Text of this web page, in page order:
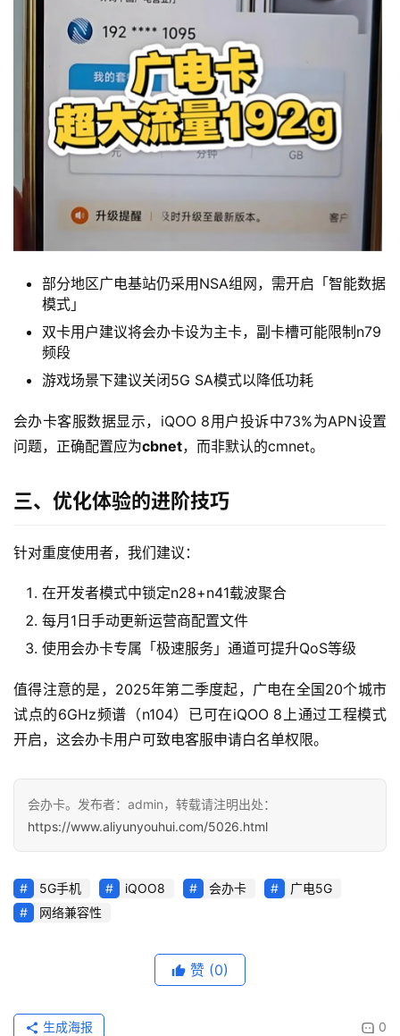
页
流
量
带
随
身
i
快
更
面
部分地区广电基站仍采用NSA组网，需开启「智能数据
模式」
双卡用户建议将会办卡设为主卡，副卡槽可能限制n79
频段
游戏场景下建议关闭5G SA模式以降低功耗
会办卡客服数据显示，iQOO 8用户投诉中73%为APN设置
问题，正确配置应为cbnet，而非默认的cmnet。
三、优化体验的进阶技巧
针对重度使用者，我们建议：
在开发者模式中锁定n28+n41载波聚合
每月1日手动更新运营商配置文件
使用会办卡专属「极速服务」通道可提升QoS等级
值得注意的是，2025年第二季度起，广电在全国20个城市
试点的6GHz频谱（n104）已可在iQOO 8上通过工程模式
开启，这会办卡用户可致电客服申请白名单权限。
会办卡。发布者：admin，转载请注明出处：
https://www.aliyunyouhui.com/5026.html
5G手机 iQOO8 会办卡
广电5G
网络兼容性
赞 (0)
0
生成海报